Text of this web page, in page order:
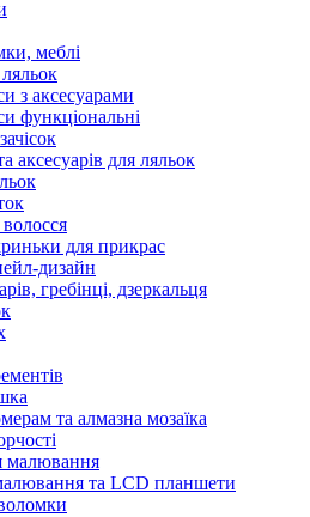
меблі
з аксесуарами
функціональні
аксесуарів для ляльок
для прикрас
дизайн
гребінці, дзеркальця
та алмазна мозаїка
малювання
та LCD планшети